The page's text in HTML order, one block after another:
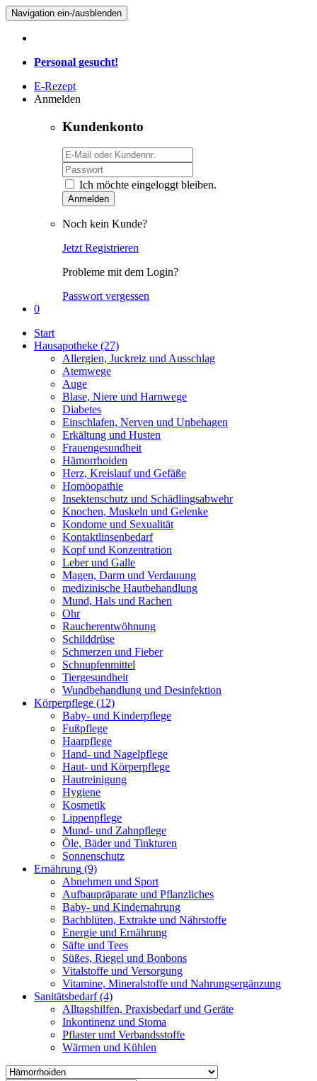
Navigation ein-/ausblenden
Personal gesucht!
E-Rezept
Anmelden
Kundenkonto
Ich möchte eingeloggt bleiben.
Anmelden
Noch kein Kunde?
Jetzt Registrieren
Probleme mit dem Login?
Passwort vergessen
0
Start
Hausapotheke (27)
Allergien, Juckreiz und Ausschlag
Atemwege
Auge
Blase, Niere und Harnwege
Diabetes
Einschlafen, Nerven und Unbehagen
Erkältung und Husten
Frauengesundheit
Hämorrhoiden
Herz, Kreislauf und Gefäße
Homöopathie
Insektenschutz und Schädlingsabwehr
Knochen, Muskeln und Gelenke
Kondome und Sexualität
Kontaktlinsenbedarf
Kopf und Konzentration
Leber und Galle
Magen, Darm und Verdauung
medizinische Hautbehandlung
Mund, Hals und Rachen
Ohr
Raucherentwöhnung
Schilddrüse
Schmerzen und Fieber
Schnupfenmittel
Tiergesundheit
Wundbehandlung und Desinfektion
Körperpflege (12)
Baby- und Kinderpflege
Fußpflege
Haarpflege
Hand- und Nagelpflege
Haut- und Körperpflege
Hautreinigung
Hygiene
Kosmetik
Lippenpflege
Mund- und Zahnpflege
Öle, Bäder und Tinkturen
Sonnenschutz
Ernährung (9)
Abnehmen und Sport
Aufbaupräparate und Pflanzliches
Baby- und Kindernahrung
Bachblüten, Extrakte und Nährstoffe
Energie und Ernährung
Säfte und Tees
Süßes, Riegel und Bonbons
Vitalstoffe und Versorgung
Vitamine, Mineralstoffe und Nahrungsergänzung
Sanitätsbedarf(4)
Alltagshilfen, Praxisbedarf und Geräte
Inkontinenz und Stoma
Pflaster und Verbandsstoffe
Wärmen und Kühlen